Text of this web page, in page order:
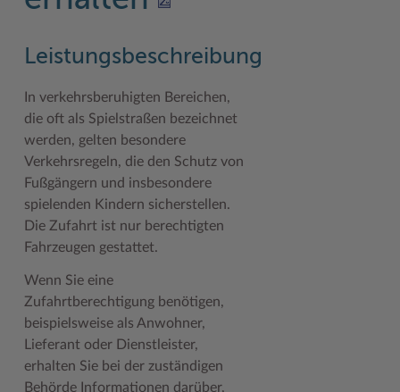
Kfz-Zulassung
Lebenslagen
Leistungen
Lexikon
Publikationen
Wo Sie uns finden
Zuständigkeitsfinder SH ↗
Hitzeschutz
Kreistag Sitzungskalender
Lokales Wetter
Newsletter
Pressemeldungen
Social Media
Stormarninfo
Termine
Kreistag und Ausschüsse
Kreisverwaltung
Landrat
Sonderbereiche
Stabsbereiche
Städte und Gemeinden
Wappen und Geschichte
Wappenrolle
Praktika und FSJ
Wen wir suchen
Projekt e-Gewerbe
Wirtschafts- und Aufbaugesellschaft Stormarn
Zahlen, Daten, Fakten
Museen
Radwandern
Storchenhorste
Lieblingsplätze in der Metropolregion
Termine und Veranstaltungen
Tourismus
Vereine und Gruppen
Wälder und Moore
Leistungsbeschreibung
In verkehrsberuhigten Bereichen,
die oft als Spielstraßen bezeichnet
werden, gelten besondere
Verkehrsregeln, die den Schutz von
Fußgängern und insbesondere
spielenden Kindern sicherstellen.
Die Zufahrt ist nur berechtigten
Fahrzeugen gestattet.
Wenn Sie eine
Zufahrtberechtigung benötigen,
beispielsweise als Anwohner,
Lieferant oder Dienstleister,
erhalten Sie bei der zuständigen
Behörde Informationen darüber,